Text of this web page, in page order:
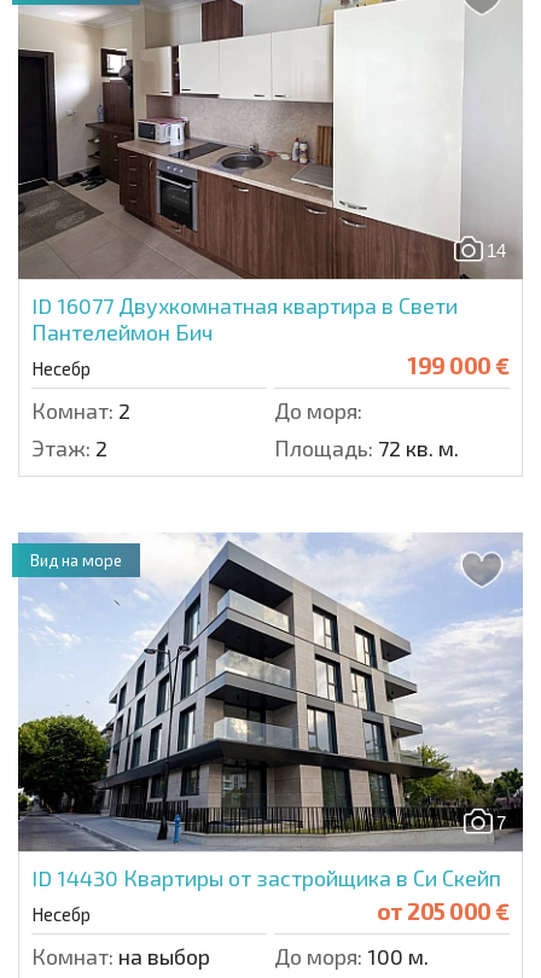
14
ID 16077 Двухкомнатная квартира в Свети
Пантелеймон Бич
Несебр 199 000 €
Комнат: 2
До моря:
Этаж: 2 Площадь: 72 кв. м.
7
ID 14430 Квартиры от застройщика в Си Скейп
Несебр от 205 000 €
Комнат: на выбор До моря: 100 м.
Вид на море